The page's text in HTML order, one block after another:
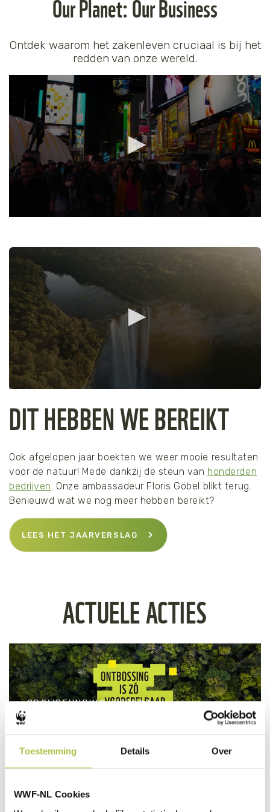
Toestemming Details Over
WWF-NL Cookies
Ontdek waarom het zakenleven cruciaal is bij het
redden van onze wereld.
5
minutes,
seconds
of
minutes,
seconds
DIT HEBBEN WE BEREIKT
Ook afgelopen jaar boekten we weer mooie resultaten
voor de natuur! Mede dankzij de steun van honderden
bedrijven. Onze ambassadeur Floris Göbel blikt terug.
Benieuwd wat we nog meer hebben bereikt?
LEES HET JAARVERSLAG
ACTUELE ACTIES
CROWDFUNDING: FOREST
FORESIGHT
STEM VOOR MEER NATUUR